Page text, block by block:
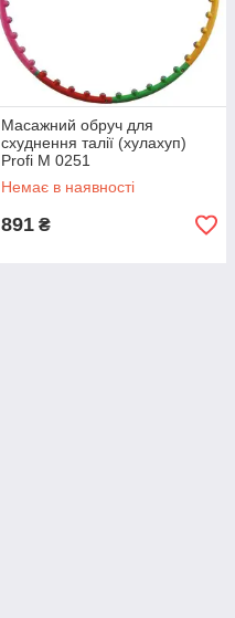
Масажний обруч для
схуднення талії (хулахуп)
Profi M 0251
Немає в наявності
891 ₴